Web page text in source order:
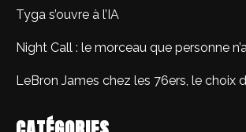
Tyga s’ouvre à l’IA
Night Call : le morceau que personne
LeBron James chez les 76ers, le choix